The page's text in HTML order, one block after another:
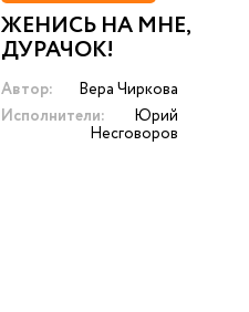
ЖЕНИСЬ НА МНЕ,
ДУРАЧОК!
Автор:
Вера Чиркова
Исполнители:
Юрий
Несговоров